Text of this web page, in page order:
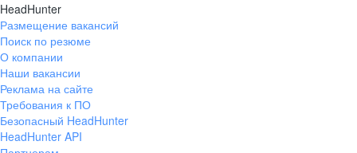
HeadHunter
Размещение вакансий
Поиск по резюме
О компании
Наши вакансии
Реклама на сайте
Требования к ПО
Безопасный HeadHunter
HeadHunter API